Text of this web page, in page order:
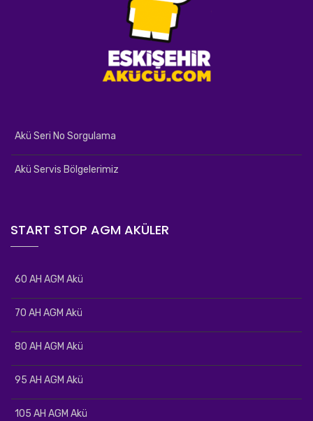
Akü Seri No Sorgulama
Akü Servis Bölgelerimiz
START STOP AGM AKÜLER
60 AH AGM Akü
70 AH AGM Akü
80 AH AGM Akü
95 AH AGM Akü
105 AH AGM Akü